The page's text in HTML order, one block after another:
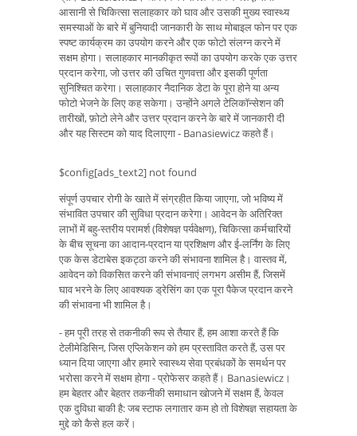
आसानी से चिकित्सा सलाहकार को घाव और उसकी मुख्य स्वास्थ्य
समस्याओं के बारे में बुनियादी जानकारी के साथ मोबाइल फोन पर एक
स्पष्ट कार्यक्रम का उपयोग करने और एक फोटो संलग्न करने में
सक्षम होगा। सलाहकार मानकीकृत रूपों का उपयोग करके एक उत्तर
प्रदान करेगा, जो उत्तर की उचित गुणवत्ता और इसकी पूर्णता
सुनिश्चित करेगा। सलाहकार नैदानिक ​​डेटा के पूरा होने या अन्य
फोटो भेजने के लिए कह सकेगा। उन्होंने अगले टेलिकॉन्सेशन की
तारीखों, फ़ोटो लेने और उत्तर प्रदान करने के बारे में जानकारी दी
और यह सिस्टम को याद दिलाएगा - Banasiewicz कहते हैं।
$config[ads_text2] not found
संपूर्ण उपचार रोगी के खाते में संग्रहीत किया जाएगा, जो भविष्य में
संभावित उपचार की सुविधा प्रदान करेगा। आवेदन के अतिरिक्त
लाभों में बहु-स्तरीय परामर्श (विशेषज्ञ पर्यवेक्षण), चिकित्सा कर्मचारियों
के बीच सूचना का आदान-प्रदान या प्रशिक्षण और ई-लर्निंग के लिए
एक केस डेटाबेस इकट्ठा करने की संभावना शामिल है। वास्तव में,
आवेदन को विकसित करने की संभावनाएं लगभग असीम हैं, जिसमें
घाव भरने के लिए आवश्यक ड्रेसिंग का एक पूरा पैकेज प्रदान करने
की संभावना भी शामिल है।
- हम पूरी तरह से तकनीकी रूप से तैयार हैं, हम आशा करते हैं कि
टेलीमेडिसिन, जिस एप्लिकेशन को हम प्रस्तावित करते हैं, उस पर
ध्यान दिया जाएगा और हमारे स्वास्थ्य सेवा प्रबंधकों के समर्थन पर
भरोसा करने में सक्षम होगा - प्रोफेसर कहते हैं। Banasiewicz।
हम बेहतर और बेहतर तकनीकी समाधान खोजने में सक्षम हैं, केवल
एक दुविधा बाकी है: जब स्टाफ लगातार कम हो तो विशेषज्ञ सहायता के
मुद्दे को कैसे हल करें।